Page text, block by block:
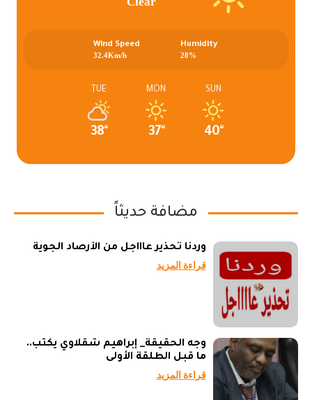
Humidity
28%
Wind Speed
32.4Km/h
SUN
40°
MON
37°
TUE
38°
مضافة حديثاً
وردنا تحذير عاااجل من الأرصاد الجوية
قراءة المزيد
وجه الحقيقة_ إبراهيم شقلاوي يكتب..
ما قبل الطلقة الأولى
قراءة المزيد